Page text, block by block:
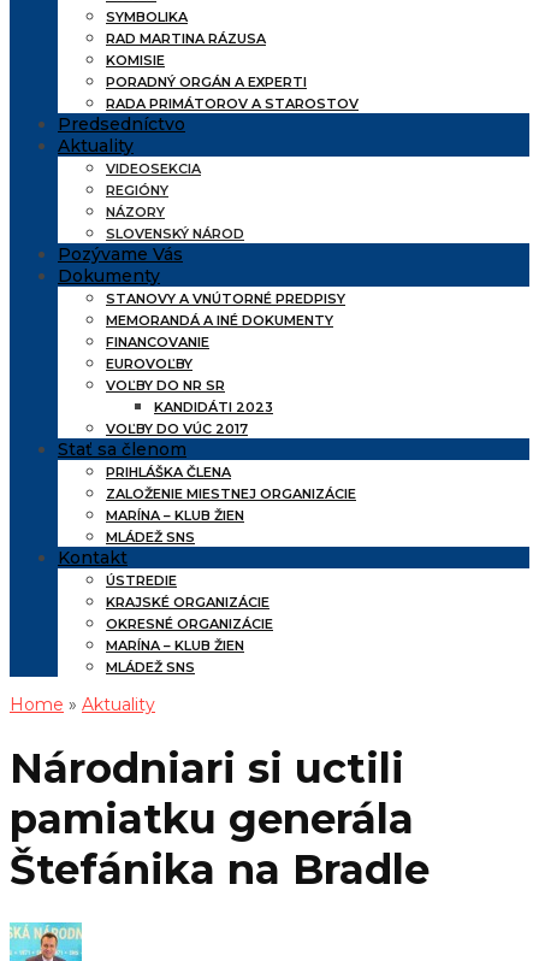
SYMBOLIKA
RAD MARTINA RÁZUSA
KOMISIE
PORADNÝ ORGÁN A EXPERTI
RADA PRIMÁTOROV A STAROSTOV
Predsedníctvo
Aktuality
VIDEOSEKCIA
REGIÓNY
NÁZORY
SLOVENSKÝ NÁROD
Pozývame Vás
Dokumenty
STANOVY A VNÚTORNÉ PREDPISY
MEMORANDÁ A INÉ DOKUMENTY
FINANCOVANIE
EUROVOĽBY
VOĽBY DO NR SR
KANDIDÁTI 2023
VOĽBY DO VÚC 2017
Stať sa členom
PRIHLÁŠKA ČLENA
ZALOŽENIE MIESTNEJ ORGANIZÁCIE
MARÍNA – KLUB ŽIEN
MLÁDEŽ SNS
Kontakt
ÚSTREDIE
KRAJSKÉ ORGANIZÁCIE
OKRESNÉ ORGANIZÁCIE
MARÍNA – KLUB ŽIEN
MLÁDEŽ SNS
Home » Aktuality
Národniari si uctili
pamiatku generála
Štefánika na Bradle